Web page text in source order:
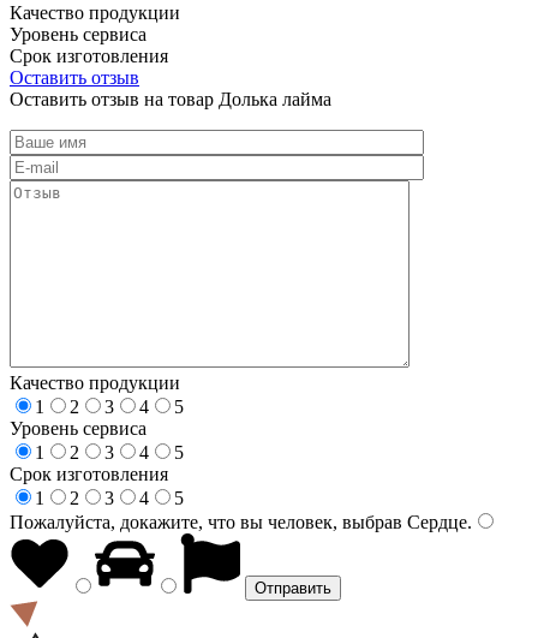
Качество продукции
Уровень сервиса
Срок изготовления
Оставить отзыв
Оставить отзыв на товар Долька лайма
Качество продукции
1
2 3 4
5
Уровень сервиса
1
2 3 4
5
Срок изготовления
1
2 3 4
5
Пожалуйста, докажите, что вы человек, выбрав Сердце.